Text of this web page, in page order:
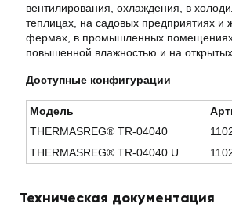
вентилирования, охлаждения, в
теплицах, на садовых предприятиях и
фермах, в промышленных
повышенной влажностью и на
Доступные конфигурации
Модель
THERMASREG® TR-04040
THERMASREG® TR-04040 U
Техническая документация